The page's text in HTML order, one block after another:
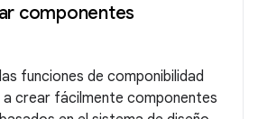
componentes
funciones de componibilidad
a crear fácilmente componentes